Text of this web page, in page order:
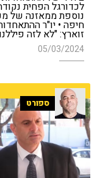
לכדורגל הפחית
נוספת ממאזנה של
חיפה • יו"ר
זוארץ: "לא לזה
05/03/2024
ספורט